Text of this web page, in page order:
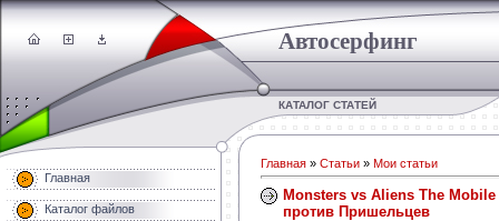
Автосерфинг
КАТАЛОГ СТАТЕЙ
Главная
Каталог файлов
Главная » Статьи » Мои статьи
Monsters vs Aliens The
против Пришельцев